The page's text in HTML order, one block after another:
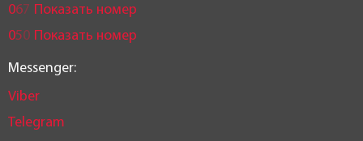
067 Показать номер
050 Показать номер
Messenger:
Viber
Telegram